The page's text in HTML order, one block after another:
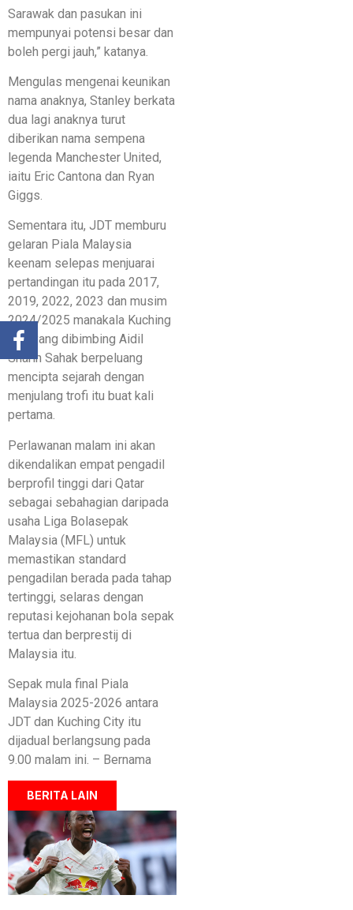
Sarawak dan pasukan ini
mempunyai potensi besar dan
boleh pergi jauh,” katanya.
Mengulas mengenai keunikan
nama anaknya, Stanley berkata
dua lagi anaknya turut
diberikan nama sempena
legenda Manchester United,
iaitu Eric Cantona dan Ryan
Giggs.
Sementara itu, JDT memburu
gelaran Piala Malaysia
keenam selepas menjuarai
pertandingan itu pada 2017,
2019, 2022, 2023 dan musim
2024/2025 manakala Kuching
City yang dibimbing Aidil
Sharin Sahak berpeluang
mencipta sejarah dengan
menjulang trofi itu buat kali
pertama.
Perlawanan malam ini akan
dikendalikan empat pengadil
berprofil tinggi dari Qatar
sebagai sebahagian daripada
usaha Liga Bolasepak
Malaysia (MFL) untuk
memastikan standard
pengadilan berada pada tahap
tertinggi, selaras dengan
reputasi kejohanan bola sepak
tertua dan berprestij di
Malaysia itu.
Sepak mula final Piala
Malaysia 2025-2026 antara
JDT dan Kuching City itu
dijadual berlangsung pada
9.00 malam ini. – Bernama
BERITA LAIN